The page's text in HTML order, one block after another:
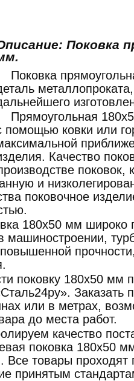
Поковка
Поковка
Прямоугольная
помощью ковки или
Качество
поковок,
и
поковочное
180x50 мм широко
машиностроении,
поковку 180x50 мм
Заказать
или в метрах,
до места работ.
качество
поковка 180x50
Все товары проходят
принятым